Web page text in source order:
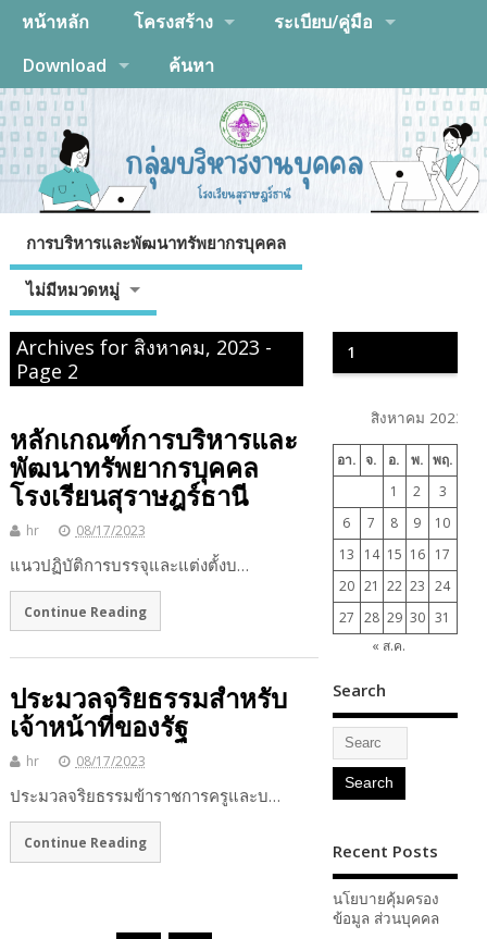
หน้าหลัก โครงสร้าง
ระเบียบ/คู่มือ
Download
ค้นหา
การบริหารและพัฒนาทรัพยากรบุคคล
ไม่มีหมวดหมู่
Archives for สิงหาคม, 2023 -
Page 2
หลักเกณฑ์การบริหารและ
พัฒนาทรัพยากรบุคคล
โรงเรียนสุราษฎร์ธานี
hr 08/17/2023
แนวปฏิบัติการบรรจุและแต่งตั้งบ…
Continue Reading
ประมวลจริยธรรมสำหรับ
เจ้าหน้าที่ของรัฐ
hr 08/17/2023
ประมวลจริยธรรมข้าราชการครูและบ…
Continue Reading
1
สิงหาคม 2023
อา. จ. อ. พ. พฤ.
1
2 3
6
7 8 9 10
13
14 15 16 17
20 21 22 23 24
27 28 29 30 31
« ส.ค.
Search
Recent Posts
นโยบายคุ้มครอง
ข้อมูล ส่วนบุคคล